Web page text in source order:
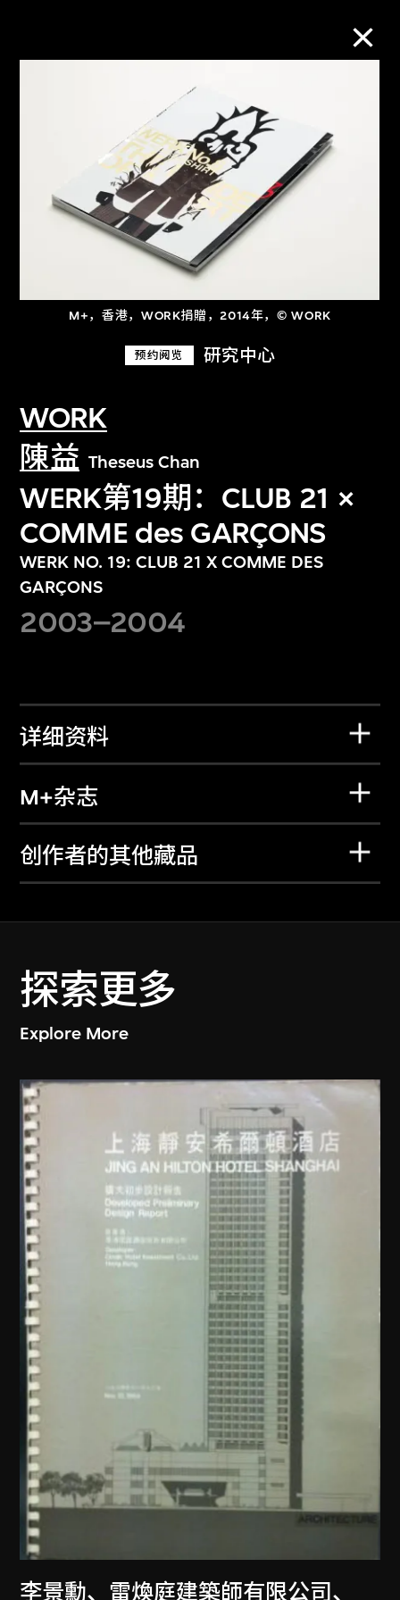
M+，香港，WORK捐贈，2014年，© WORK
预约阅览 研究中心
WORK
陳益 Theseus Chan
WERK第19期：CLUB 21 ×
COMME des GARÇONS
WERK NO. 19: CLUB 21 X COMME DES
GARÇONS
2003–2004
详细资料
M+杂志
创作者的其他藏品
探索更多
Explore More
李景勳、雷煥庭建築師有限公司 、
M+藏品
进一步筛选
文化藏品。